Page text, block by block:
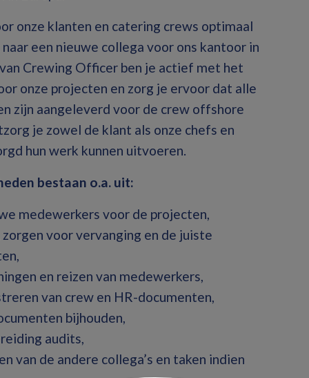
onze klanten en catering crews optimaal
een nieuwe collega voor ons kantoor in
Crewing Officer ben je actief met het
onze projecten en zorg je ervoor dat alle
zijn aangeleverd voor de crew offshore
je zowel de klant als onze chefs en
hun werk kunnen uitvoeren.
bestaan o.a. uit:
medewerkers voor de projecten,
zorgen voor vervanging en de juiste
en reizen van medewerkers,
van crew en HR-documenten,
bijhouden,
audits,
van de andere collega’s en taken indien